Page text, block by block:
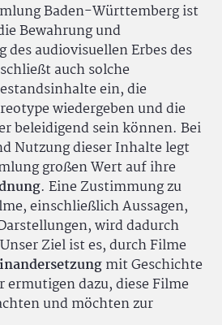
Baden-Württemberg ist
Bewahrung und
des audiovisuellen Erbes des
auch solche
ein, die
wiedergeben und die
beleidigend sein können. Bei
Nutzung dieser Inhalte legt
großen Wert auf ihre
. Eine Zustimmung zu
einschließlich Aussagen,
wird dadurch
Ziel ist es, durch Filme
mit Geschichte
ermutigen dazu, diese Filme
und möchten zur